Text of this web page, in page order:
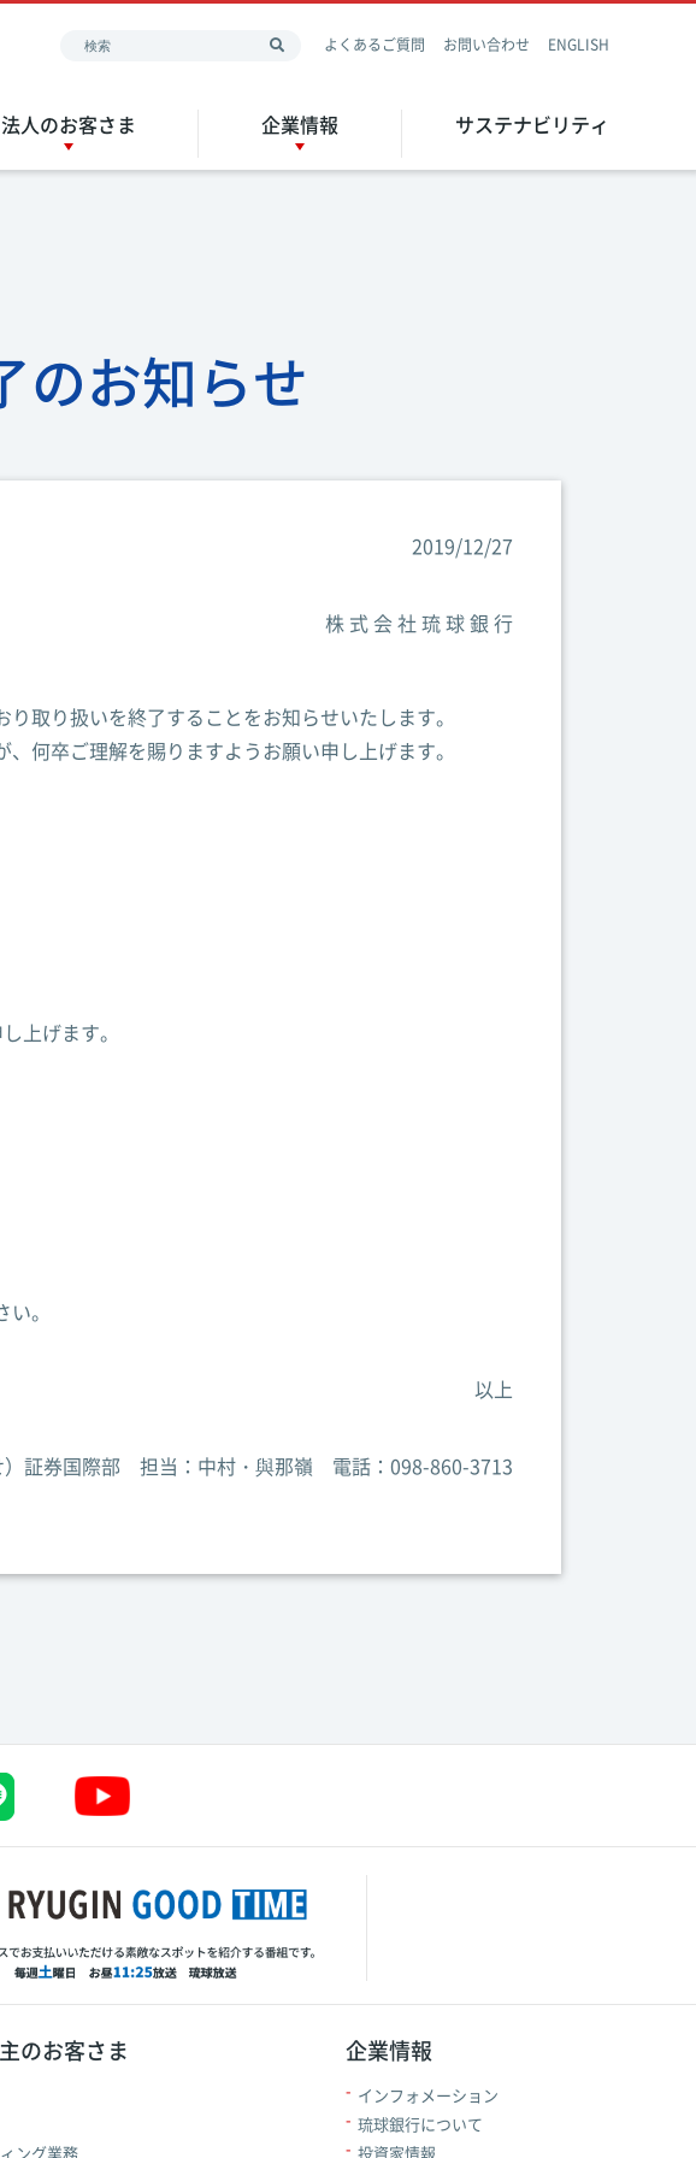
よくあるご質問 お問い合わせ ENGLISH
法人のお客さま 企業情報 サステナビリティ
のお知らせ
2019/12/27
株式会社琉球銀行
取り扱いを終了することをお知らせいたします。
何卒ご理解を賜りますようお願い申し上げます。
上げます。
。
以上
）証券国際部 担当：中村・與那嶺 電話：098-860-3713
のお客さま
ング業務
企業情報
インフォメーション
琉球銀行について
投資家情報